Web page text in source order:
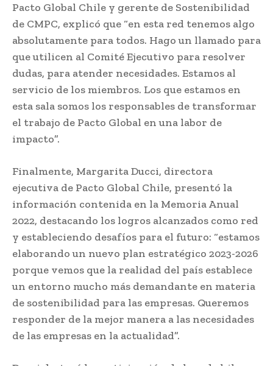
Pacto Global Chile y gerente de Sostenibilidad
de CMPC, explicó que “en esta red tenemos algo
absolutamente para todos. Hago un llamado para
que utilicen al Comité Ejecutivo para resolver
dudas, para atender necesidades. Estamos al
servicio de los miembros. Los que estamos en
esta sala somos los responsables de transformar
el trabajo de Pacto Global en una labor de
impacto”.
Finalmente, Margarita Ducci, directora
ejecutiva de Pacto Global Chile, presentó la
información contenida en la Memoria Anual
2022, destacando los logros alcanzados como red
y estableciendo desafíos para el futuro: “estamos
elaborando un nuevo plan estratégico 2023-2026
porque vemos que la realidad del país establece
un entorno mucho más demandante en materia
de sostenibilidad para las empresas. Queremos
responder de la mejor manera a las necesidades
de las empresas en la actualidad”.